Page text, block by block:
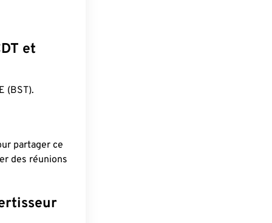
et
(BST).
partager ce
des réunions